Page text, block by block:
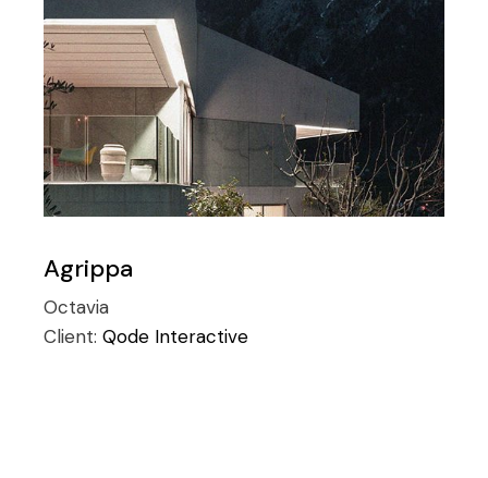
Agrippa
Octavia
Client:Qode Interactive